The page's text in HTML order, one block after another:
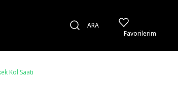
ARA
Favorilerim
Kol Saati